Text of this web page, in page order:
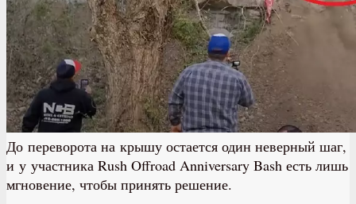
До переворота на крышу остается один неверный шаг,
и у участника Rush Offroad Anniversary Bash есть лишь
мгновение, чтобы принять решение.